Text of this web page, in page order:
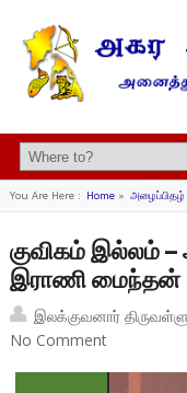
You Are Here : Home» அழைப்பிதழ்
குவிகம் இல்லம்
இராணி மைந்தன்
இலக்குவனார்
No Comment